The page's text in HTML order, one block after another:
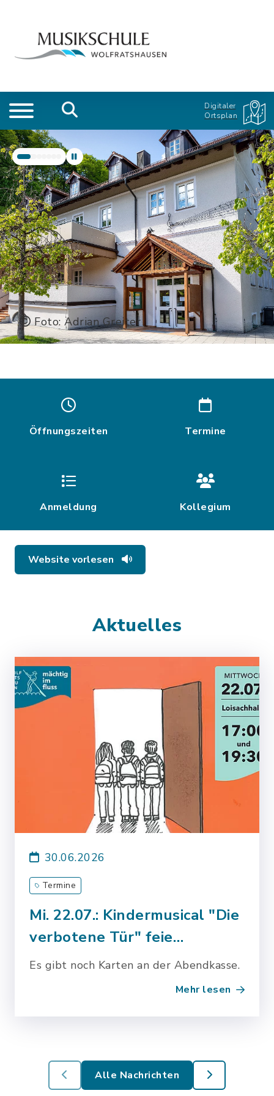
Digitaler
Ortsplan
Foto: Adrian Greiter
Öffnungszeiten Termine
Anmeldung Kollegium
Website vorlesen
Aktuelles
Mi. 22.07.: Kindermusical "Die
verbotene Tür" feie…
Es gibt noch Karten an der Abendkasse.
30.06.2026
Termine
Mehr lesen
Alle Nachrichten